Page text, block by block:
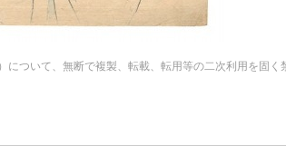
ついて、無断で複製、転載、転用等の二次利用を固く